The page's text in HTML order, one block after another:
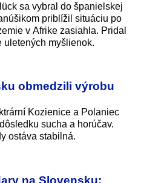
sa vybral do španielskej
priblížil situáciu po
v Afrike zasiahla. Pridal
uletených myšlienok.
obmedzili výrobu
Kozienice a Polaniec
sucha a horúčav.
ostáva stabilná.
na Slovensku: